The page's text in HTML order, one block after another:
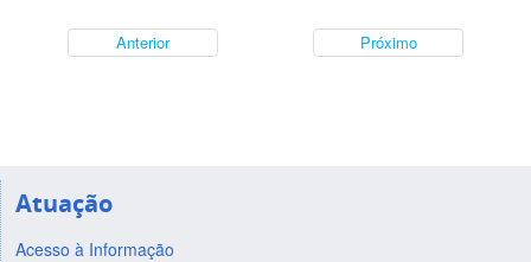
Anterior Próximo
Atuação
Acesso à Informação